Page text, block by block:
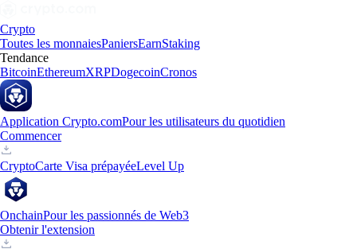
Crypto
Toutes les monnaiesPaniersEarnStaking
Tendance
BitcoinEthereumXRPDogecoinCronos
Application Crypto.comPour les utilisateurs du quotidien
Commencer
CryptoCarte Visa prépayéeLevel Up
OnchainPour les passionnés de Web3
Obtenir l'extension